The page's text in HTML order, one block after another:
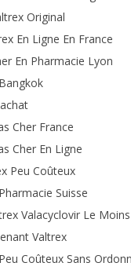
Original
En Ligne En France
En Pharmacie Lyon
Cher France
Cher En Ligne
Peu Coûteux
Suisse
Valacyclovir Le
Valtrex
Coûteux Sans